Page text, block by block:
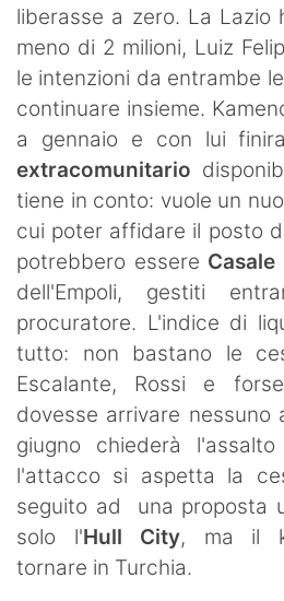
liberasse a zero. La Lazio
meno di 2 milioni, Luiz
le intenzioni da entrambe
continuare insieme.
a gennaio e con lui
extracomunitario
tiene in conto: vuole un
cui poter affidare il posto
potrebbero essere Casale
dell'Empoli, gestiti
procuratore. L'indice di
tutto: non bastano le
Escalante, Rossi e
dovesse arrivare nessuno
giugno chiederà
l'attacco si aspetta la
seguito ad una proposta
solo l'Hull City, ma il
tornare in Turchia.